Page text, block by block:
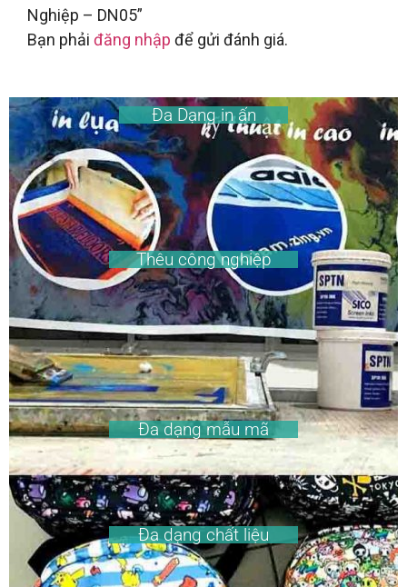
Nghiệp – DN05”
Bạn phải đăng nhập để gửi đánh giá.
Đa Dạng in ấn
Thêu công nghiệp
Đa dạng mẫu mã
Đa dạng chất liệu